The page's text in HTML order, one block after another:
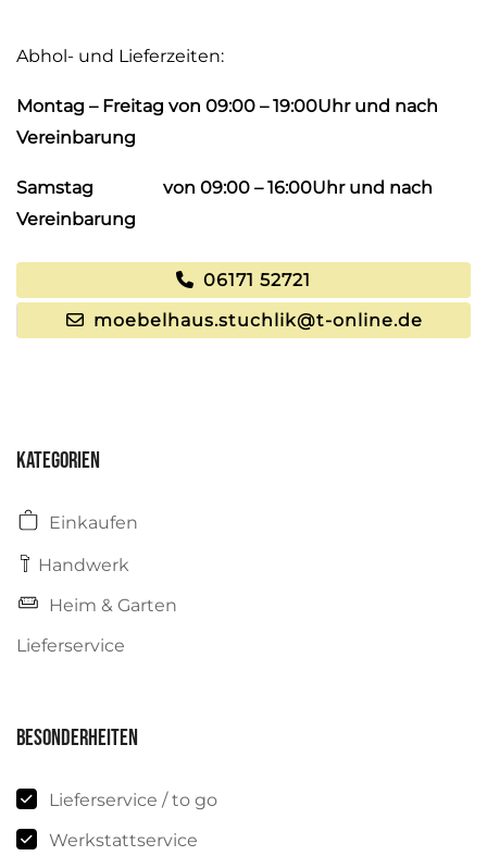
Abhol- und Lieferzeiten:
Montag – Freitag von 09:00 – 19:00Uhr und nach
Vereinbarung
Samstag von 09:00 – 16:00Uhr und nach
Vereinbarung
06171 52721
moebelhaus.stuchlik@t-online.de
Kategorien
Einkaufen
Handwerk
Heim & Garten
Lieferservice
Besonderheiten
Lieferservice / to go
Werkstattservice